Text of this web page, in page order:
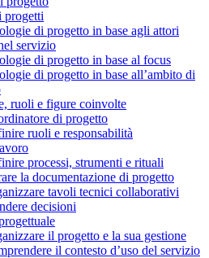
progetti
di progetto in base agli attori
servizio
di progetto in base al focus
di progetto in base all’ambito di
ruoli e figure coinvolte
di progetto
ruoli e responsabilità
processi, strumenti e rituali
la documentazione di progetto
tavoli tecnici collaborativi
decisioni
il progetto e la sua gestione
il contesto d’uso del servizio